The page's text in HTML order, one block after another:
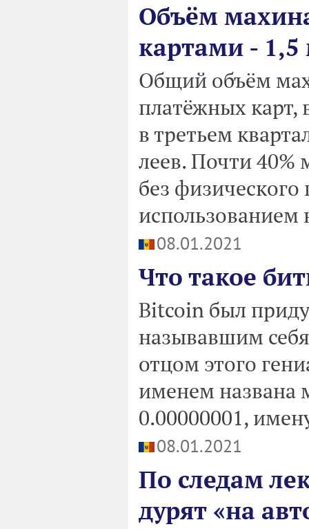
Объём
картами -
Общий объём
платёжных
в третьем
леев. Почти
без физического
использованием
08.01.2021
Что такое
Bitcoin был
называвшим
отцом этого
именем названа
0.00000001,
08.01.2021
По следам
дурят «на